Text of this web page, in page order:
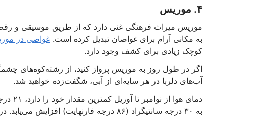
۴. موریس
موریس میراث فرهنگی غنی دارد که از طریق موسیقی و
به مکانی آرام برای غواصان تبدیل کرده است. غواصی در
کوچک زیادی برای کشف وجود دارد.
اگر در طول روز به موریس پرواز کنید، از رشته‌کوه‌های
آب‌های دلربا در هر سایه‌ای از آبی، شگفت‌زده خواهید شد.
به ۳۰ درجه سانتیگراد (۸۶ درجه